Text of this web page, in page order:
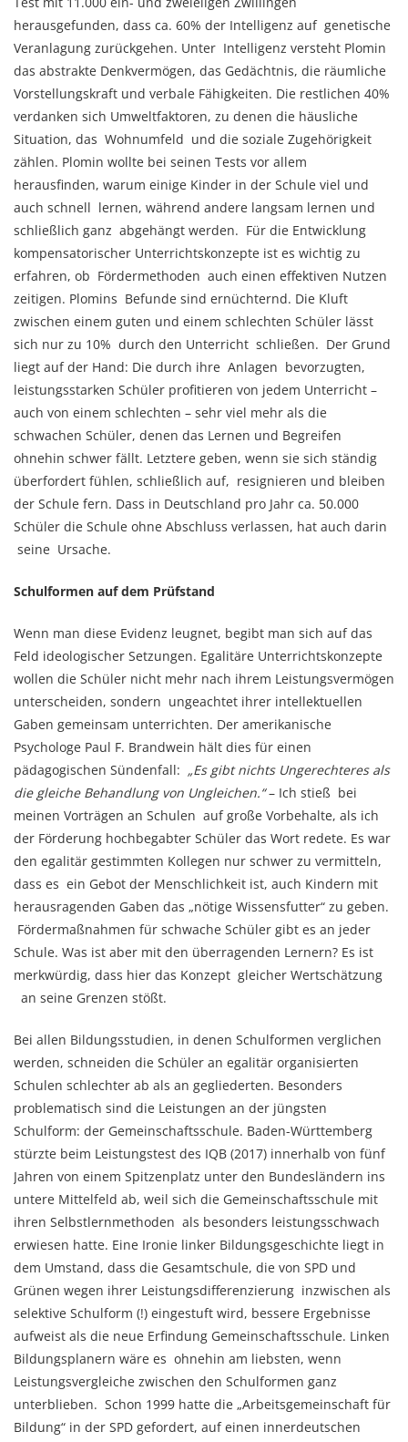
herausgefunden, dass ca. 60% der Intelligenz auf genetische
Veranlagung zurückgehen. Unter Intelligenz versteht Plomin
das abstrakte Denkvermögen, das Gedächtnis, die räumliche
Vorstellungskraft und verbale Fähigkeiten. Die restlichen 40%
verdanken sich Umweltfaktoren, zu denen die häusliche
Situation, das Wohnumfeld und die soziale Zugehörigkeit
zählen. Plomin wollte bei seinen Tests vor allem
herausfinden, warum einige Kinder in der Schule viel und
auch schnell lernen, während andere langsam lernen und
schließlich ganz abgehängt werden. Für die Entwicklung
kompensatorischer Unterrichtskonzepte ist es wichtig zu
erfahren, ob Fördermethoden auch einen effektiven Nutzen
zeitigen. Plomins Befunde sind ernüchternd. Die Kluft
zwischen einem guten und einem schlechten Schüler lässt
sich nur zu 10% durch den Unterricht schließen. Der Grund
liegt auf der Hand: Die durch ihre Anlagen bevorzugten,
leistungsstarken Schüler profitieren von jedem Unterricht –
auch von einem schlechten – sehr viel mehr als die
schwachen Schüler, denen das Lernen und Begreifen
ohnehin schwer fällt. Letztere geben, wenn sie sich ständig
überfordert fühlen, schließlich auf, resignieren und bleiben
der Schule fern. Dass in Deutschland pro Jahr ca. 50.000
Schüler die Schule ohne Abschluss verlassen, hat auch darin
seine Ursache.
Schulformen auf dem Prüfstand
Wenn man diese Evidenz leugnet, begibt man sich auf das
Feld ideologischer Setzungen. Egalitäre Unterrichtskonzepte
wollen die Schüler nicht mehr nach ihrem Leistungsvermögen
unterscheiden, sondern ungeachtet ihrer intellektuellen
Gaben gemeinsam unterrichten. Der amerikanische
Psychologe Paul F. Brandwein hält dies für einen
pädagogischen Sündenfall: „Es gibt nichts Ungerechteres als
die gleiche Behandlung von Ungleichen.“– Ich stieß bei
meinen Vorträgen an Schulen auf große Vorbehalte, als ich
der Förderung hochbegabter Schüler das Wort redete. Es war
den egalitär gestimmten Kollegen nur schwer zu vermitteln,
dass es ein Gebot der Menschlichkeit ist, auch Kindern mit
herausragenden Gaben das „nötige Wissensfutter“ zu geben.
Fördermaßnahmen für schwache Schüler gibt es an jeder
Schule. Was ist aber mit den überragenden Lernern? Es ist
merkwürdig, dass hier das Konzept gleicher Wertschätzung
an seine Grenzen stößt.
Bei allen Bildungsstudien, in denen Schulformen verglichen
werden, schneiden die Schüler an egalitär organisierten
Schulen schlechter ab als an gegliederten. Besonders
problematisch sind die Leistungen an der jüngsten
Schulform: der Gemeinschaftsschule. Baden-Württemberg
stürzte beim Leistungstest des IQB (2017) innerhalb von fünf
Jahren von einem Spitzenplatz unter den Bundesländern ins
untere Mittelfeld ab, weil sich die Gemeinschaftsschule mit
ihren Selbstlernmethoden als besonders leistungsschwach
erwiesen hatte. Eine Ironie linker Bildungsgeschichte liegt in
dem Umstand, dass die Gesamtschule, die von SPD und
Grünen wegen ihrer Leistungsdifferenzierung inzwischen als
selektive Schulform (!) eingestuft wird, bessere Ergebnisse
aufweist als die neue Erfindung Gemeinschaftsschule. Linken
Bildungsplanern wäre es ohnehin am liebsten, wenn
Leistungsvergleiche zwischen den Schulformen ganz
unterblieben. Schon 1999 hatte die „Arbeitsgemeinschaft für
Bildung“ in der SPD gefordert, auf einen innerdeutschen